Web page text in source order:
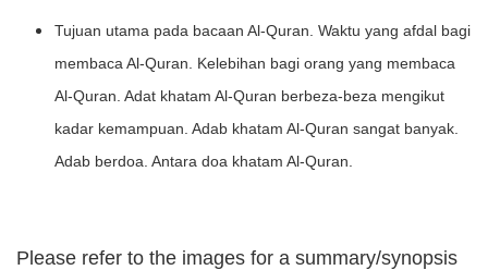
Tujuan utama pada bacaan Al-Quran. Waktu yang afdal bagi
membaca Al-Quran. Kelebihan bagi orang yang membaca
Al-Quran. Adat khatam Al-Quran berbeza-beza mengikut
kadar kemampuan. Adab khatam Al-Quran sangat banyak.
Adab berdoa. Antara doa khatam Al-Quran.
Please refer to the images for a summary/synopsis